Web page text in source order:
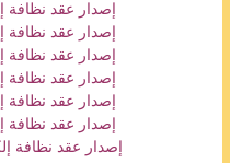
إصدار عقد نظافة
إصدار عقد نظافة
إصدار عقد نظافة
إصدار عقد نظافة
إصدار عقد نظافة
إصدار عقد نظافة
إصدار عقد نظافة